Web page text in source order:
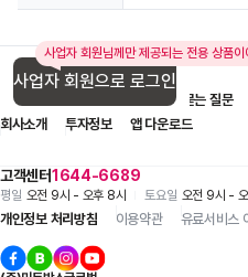
사업자 회원님께만 제공되는 전용 상품이
사업자 회원으로 로그인
고객센터1644-6689
평일 오전 9시 - 오후 8시 토요일 오전 9시 -
입점 제휴 문의
자주 묻는 질문
회사소개
투자정보 앱 다운로드
개인정보 처리방침 이용약관 유료서비스